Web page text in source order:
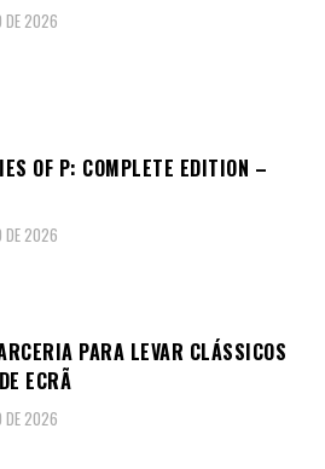
DE 2026
OF P: COMPLETE EDITION –
DE 2026
PARA LEVAR CLÁSSICOS
ECRÃ
DE 2026